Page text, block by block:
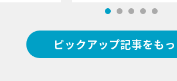
ピックアップ記事をも